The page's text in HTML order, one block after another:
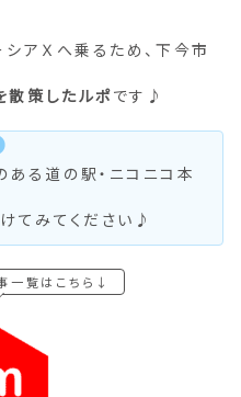
アＸへ乗るため、下今市
散策したルポです♪
る道の駅・ニコニコ本
てみてください♪
一覧はこちら↓